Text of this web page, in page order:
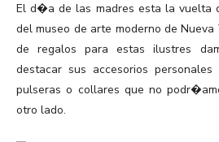
El d�a de las madres esta la vuelta
del museo de arte moderno de
de regalos para estas ilustres
destacar sus accesorios personales
pulseras o collares que no
otro lado.